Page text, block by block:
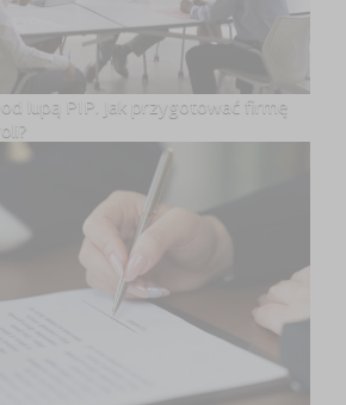
lupą PIP. Jak przygotować firmę